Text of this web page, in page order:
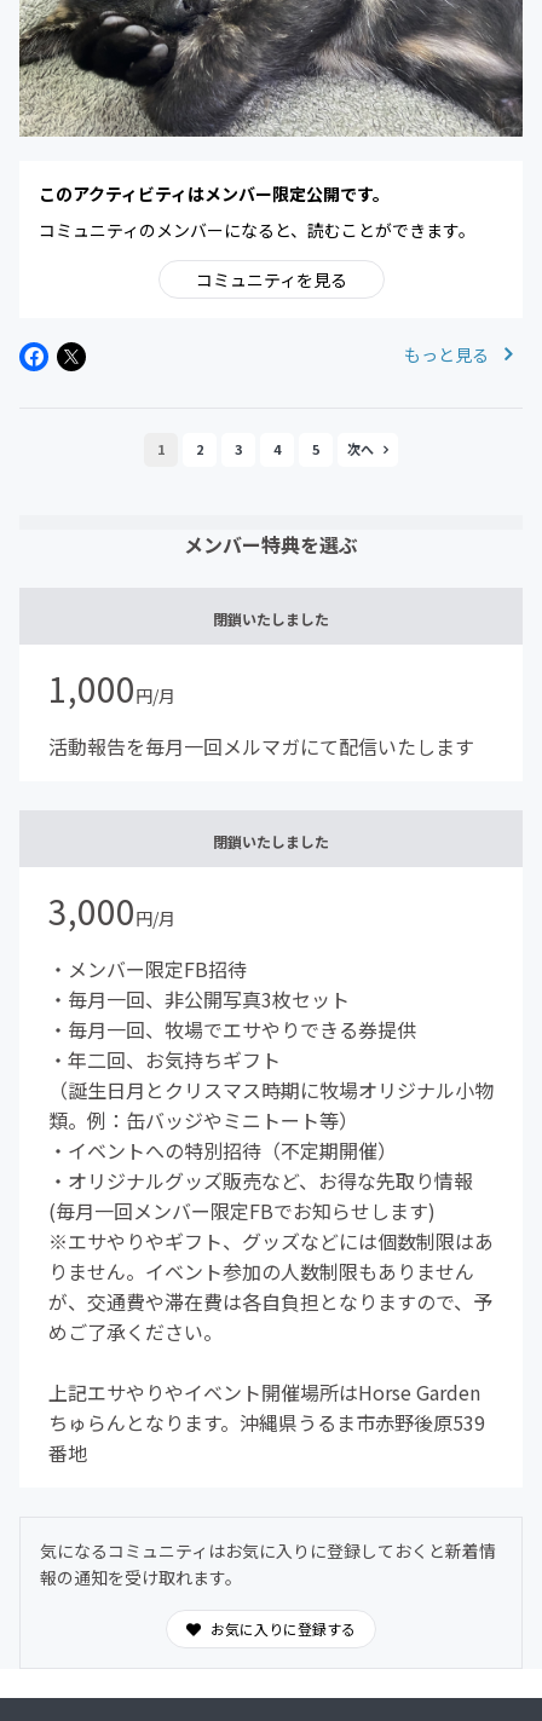
このアクティビティはメンバー限定公開です。
コミュニティのメンバーになると、読むことができます。
コミュニティを見る
もっと見る
1 2 3 4 5
メンバー特典を選ぶ
閉鎖いたしました
1,000円/月
活動報告を毎月一回メルマガにて配信いたします
閉鎖いたしました
3,000円/月
・メンバー限定FB招待
・毎月一回、非公開写真3枚セット
・毎月一回、牧場でエサやりできる券提供
・年二回、お気持ちギフト
（誕生日月とクリスマス時期に牧場オリジナル小物
類。例：缶バッジやミニトート等）
・イベントへの特別招待（不定期開催）
・オリジナルグッズ販売など、お得な先取り情報
(毎月一回メンバー限定FBでお知らせします)
※エサやりやギフト、グッズなどには個数制限はあ
りません。イベント参加の人数制限もありません
が、交通費や滞在費は各自負担となりますので、予
めご了承ください。
上記エサやりやイベント開催場所はHorse Garden
ちゅらんとなります。沖縄県うるま市赤野後原539
番地
気になるコミュニティはお気に入りに登録しておくと新着情
報の通知を受け取れます。
お気に入りに登録する